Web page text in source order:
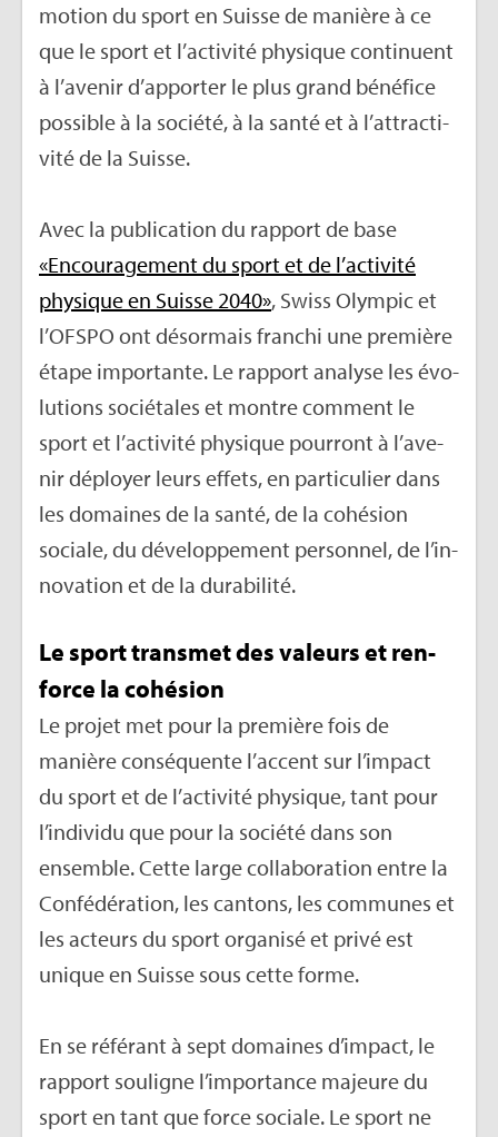
mo­tion du sport en Suisse de manière à ce
que le sport et l’ac­ti­vité phy­sique conti­nuent
à l’ave­nir d’ap­por­ter le plus grand béné­fice
pos­sible à la société, à la santé et à l’at­trac­ti­
vité de la Suisse.
Avec la publi­ca­tion du rap­port de base
«Encou­ra­ge­ment du sport et de l’ac­ti­vité
phy­sique en Suisse 2040», Swiss Olym­pic et
l’OF­SPO ont désor­mais fran­chi une pre­mière
étape impor­tante. Le rap­port ana­lyse les évo­
lu­tions socié­tales et montre com­ment le
sport et l’ac­ti­vité phy­sique pour­ront à l’ave­
nir déployer leurs effets, en par­ti­cu­lier dans
les domaines de la santé, de la cohé­sion
sociale, du déve­lop­pe­ment per­son­nel, de l’in­
no­va­tion et de la dura­bi­lité.
Le sport trans­met des valeurs et ren­
force la cohé­sion
Le pro­jet met pour la pre­mière fois de
manière consé­quente l’ac­cent sur l’im­pact
du sport et de l’ac­ti­vité phy­sique, tant pour
l’in­di­vidu que pour la société dans son
ensemble. Cette large col­la­bo­ra­tion entre la
Confé­dé­ra­tion, les can­tons, les com­munes et
les acteurs du sport orga­nisé et privé est
unique en Suisse sous cette forme.
En se réfé­rant à sept domaines d’im­pact, le
rap­port sou­ligne l’im­por­tance majeure du
sport en tant que force sociale. Le sport ne